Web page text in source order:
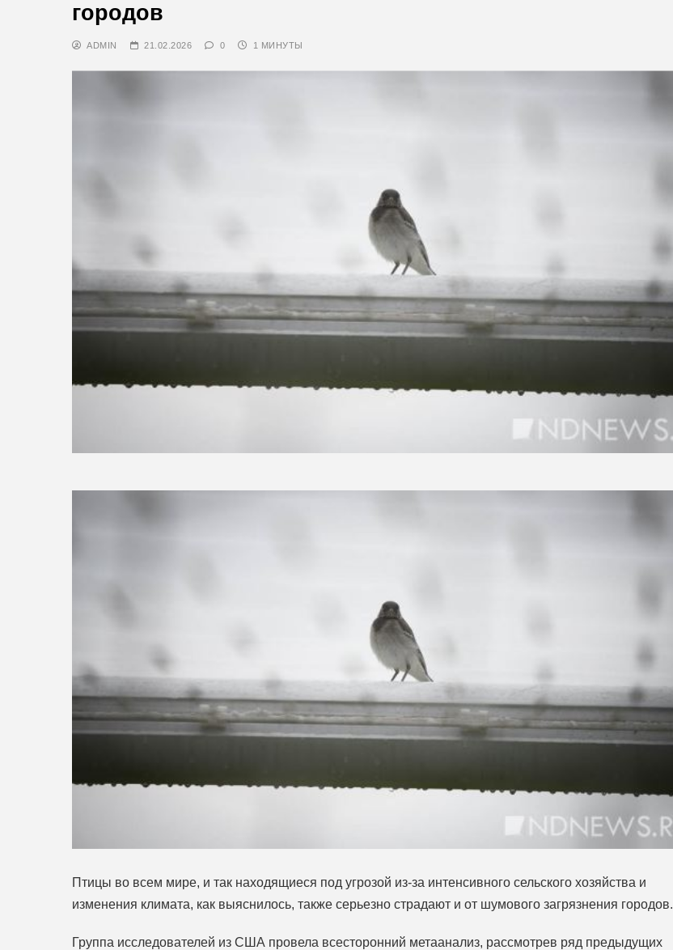
городов
ADMIN 21.02.2026 0 1 МИНУТЫ
Птицы во всем мире, и так находящиеся под угрозой из-за интенсивного сельского хозяйства и
изменения климата, как выяснилось, также серьезно страдают и от шумового загрязнения городов.
Группа исследователей из США провела всесторонний метаанализ, рассмотрев ряд предыдущих